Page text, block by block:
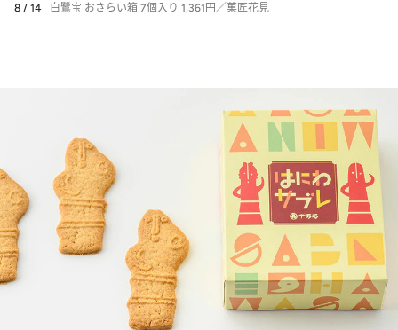
8 / 14 白鷺宝 おさらい箱 7個入り 1,361円／菓匠花見